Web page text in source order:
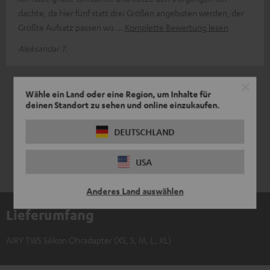
Wähle ein Land oder eine Region, um Inhalte für
deinen Standort zu sehen und online einzukaufen.
DEUTSCHLAND
USA
Anderes Land auswählen
dachte, da hier fünf statt drei Größen angeboten werden, der
Größte Aufsatz passen wü
Komplette Bewertung lesen
Aleksandar T.
Lieferumfang
AIRY TWS Silikon Ohradapter (XS, S, M, L, XL)